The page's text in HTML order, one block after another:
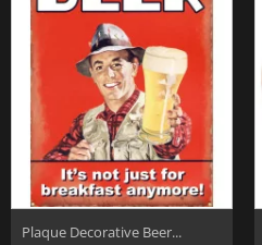
Plaque Decorative Beer...